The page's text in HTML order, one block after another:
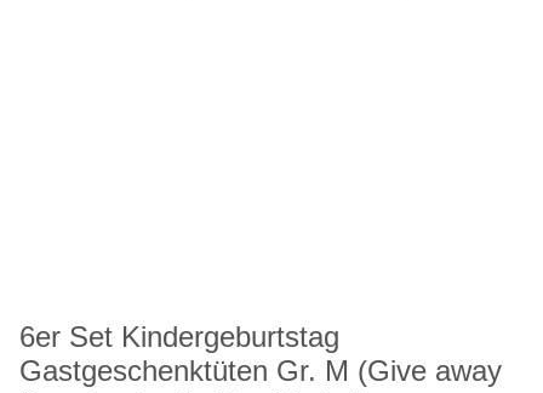
6er Set Kindergeburtstag
Gastgeschenktüten Gr. M (Give away